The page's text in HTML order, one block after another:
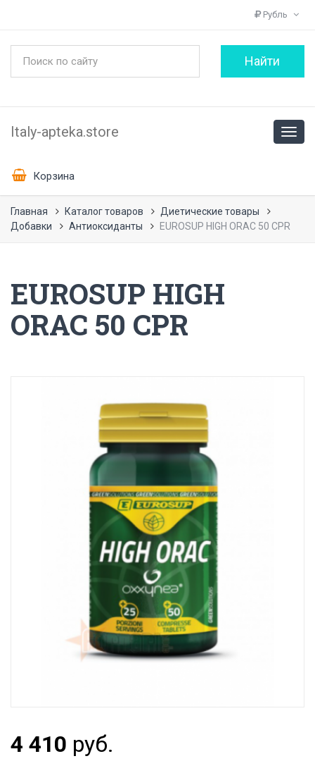
Рубль
Italy-apteka.store
Корзина
Главная Каталог товаров
Диетические товары
Добавки
Антиоксиданты EUROSUP HIGH ORAC 50 CPR
EUROSUP HIGH
ORAC 50 CPR
4 410 руб.